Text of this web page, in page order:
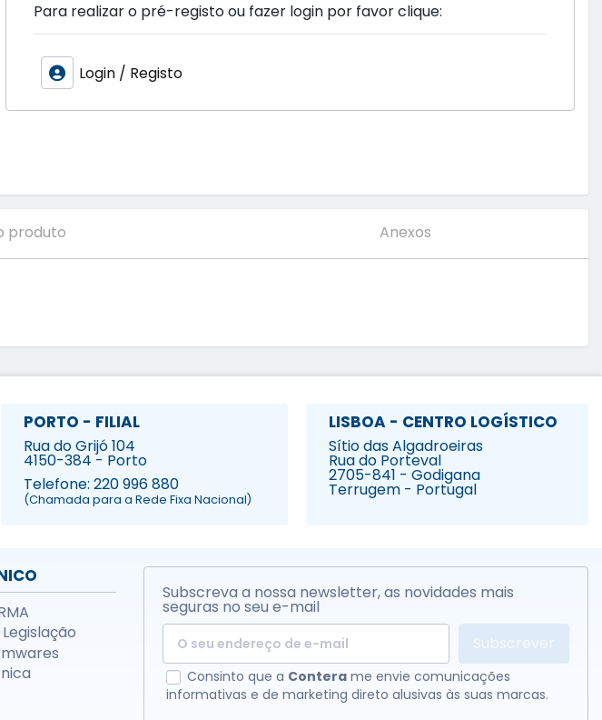
Para realizar o pré-registo ou fazer login por favor clique:
Login / Registo
produto Anexos
PORTO - FILIAL
Rua do Grijó 104
4150-384 - Porto
Telefone: 220 996 880
(Chamada para a Rede Fixa Nacional)
LISBOA - CENTRO LOGÍSTICO
Sítio das Algadroeiras
Rua do Porteval
2705-841 - Godigana
Terrugem - Portugal
Subscreva a nossa newsletter, as novidades mais
seguras no seu e-mail
Subscrever
Consinto que a Contera me envie comunicações
informativas e de marketing direto alusivas às suas marcas.